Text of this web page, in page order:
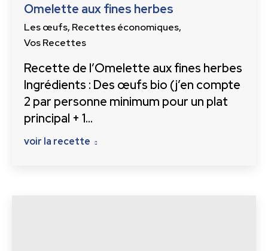
Omelette aux fines herbes
Les œufs, Recettes économiques,
Vos Recettes
Recette de l’Omelette aux fines herbes
Ingrédients : Des œufs bio (j’en compte
2 par personne minimum pour un plat
principal + 1…
voir la recette